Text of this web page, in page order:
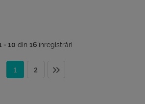
- 10 din 16înregistrări
1 2